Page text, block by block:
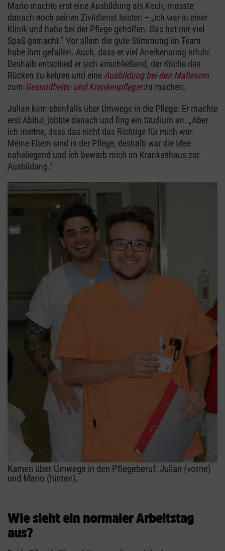
Mario machte erst eine Ausbildung als Koch, musste
danach noch seinen Zivildienst leisten – „ich war in einer
Klinik und habe bei der Pflege geholfen. Das hat mir viel
Spaß gemacht.“ Vor allem die gute Stimmung im Team
habe ihm gefallen. Auch, dass er viel Anerkennung erfuhr.
Deshalb entschied er sich anschließend, der Küche den
Rücken zu kehren und eineAusbildung bei den Maltesern
zum Gesundheits- und Krankenpflegerzu machen.
Julian kam ebenfalls über Umwege in die Pflege. Er machte
erst Abitur, jobbte danach und fing ein Studium an. „Aber
ich merkte, dass das nicht das Richtige für mich war.
Meine Eltern sind in der Pflege, deshalb war die Idee
naheliegend und ich bewarb mich im Krankenhaus zur
Ausbildung.“
Kamen über Umwege in den Pflegeberuf: Julian (vorne)
und Mario (hinten).
Wie sieht ein normaler Arbeitstag
aus?